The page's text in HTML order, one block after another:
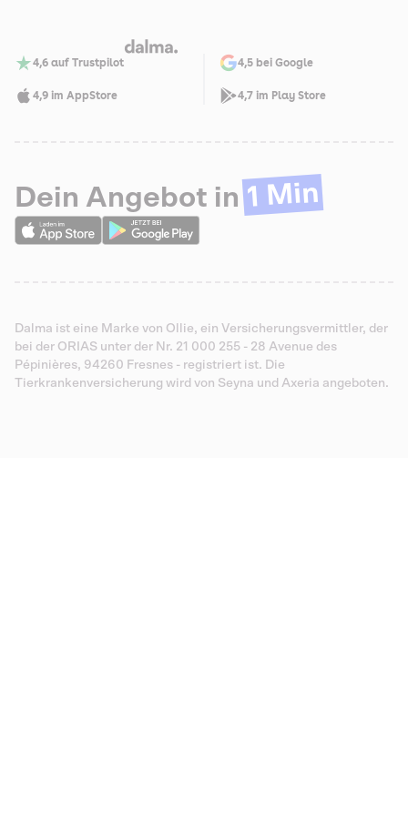
4,6 auf Trustpilot 4,5 bei Google
4,9 im AppStore 4,7 im Play Store
Dein Angebot in 1 Min
Dalma ist eine Marke von Ollie, ein Versicherungsvermittler, der
bei der ORIAS unter der Nr. 21 000 255 - 28 Avenue des
Pépinières, 94260 Fresnes - registriert ist. Die
Tierkrankenversicherung wird von Seyna und Axeria angeboten.